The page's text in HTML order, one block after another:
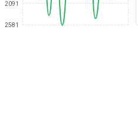
2091
2581